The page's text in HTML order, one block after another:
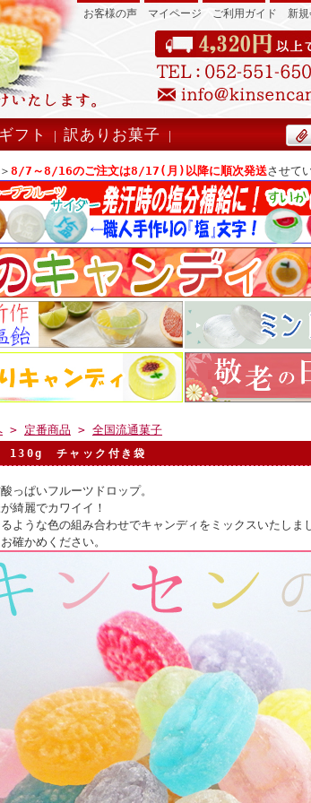
お客様の声 マイページ ご利用ガイド 新
ギフト | 訳ありお菓子 |
8/7～8/16のご注文は8/17(月)以降に順次発送させて
> 定番商品 > 全国流通菓子
130g チャック付き袋
っぱいフルーツドロップ。
綺麗でカワイイ！
ような色の組み合わせでキャンディをミックスいたしま
確かめください。